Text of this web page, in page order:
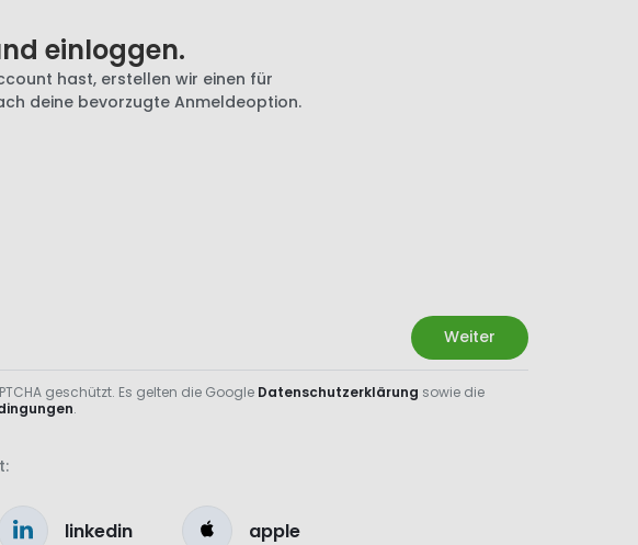
einloggen.
hast, erstellen wir einen für
deine bevorzugte Anmeldeoption.
Weiter
geschützt. Es gelten die Google Datenschutzerklärung sowie die
.
linkedin apple